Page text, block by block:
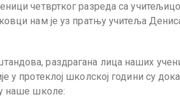
четвртког разреда са
нам је уз пратњу учитеља
раздрагана лица наших
у протеклој школској години су
наше школе: